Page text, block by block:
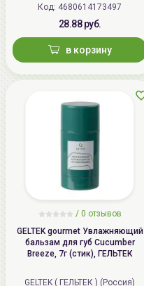
Код: 4680614173497
28.88 руб.
в корзину
/ 0 отзывов
GELTEK gourmet Увлажняющий
бальзам для губ Cucumber
Breeze, 7г (стик), ГЕЛЬТЕК
GELTEK ( ГЕЛЬТЕК ) (Россия)